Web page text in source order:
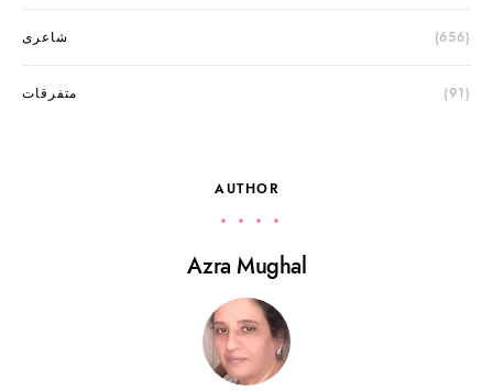
شاعری (656)
متفرقات (91)
AUTHOR
Azra Mughal